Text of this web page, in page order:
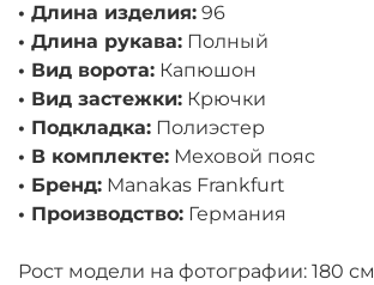
• Длина изделия: 96
• Длина рукава: Полный
• Вид ворота: Капюшон
• Вид застежки: Крючки
• Подкладка: Полиэстер
• В комплекте: Меховой пояс
• Бренд: Manakas Frankfurt
• Производство: Германия
Рост модели на фотографии: 180 см